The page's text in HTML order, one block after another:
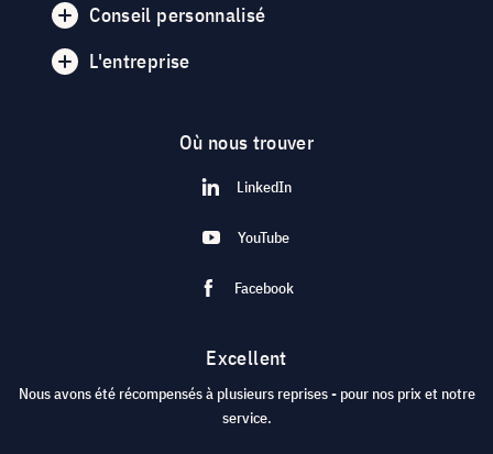
Conseil personnalisé
L'entreprise
Où nous trouver
LinkedIn
YouTube
Facebook
Excellent
Nous avons été récompensés à plusieurs reprises - pour nos prix et notre
service.